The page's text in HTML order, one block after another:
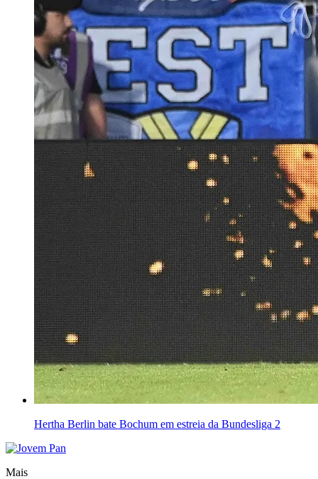
Hertha Berlin bate Bochum em estreia da Bundesliga 2
Mais